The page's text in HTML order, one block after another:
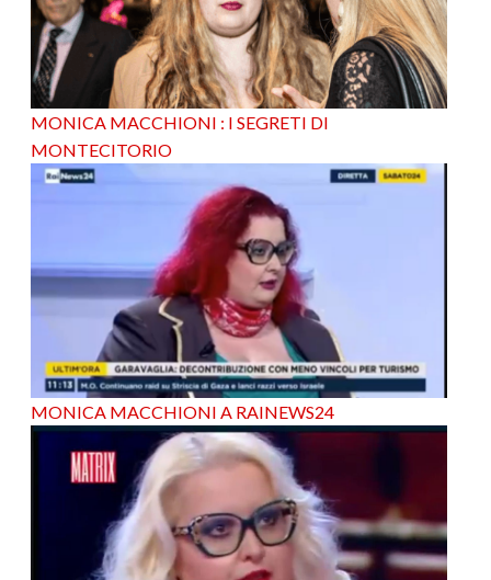
MONICA MACCHIONI : I SEGRETI DI
MONTECITORIO
MONICA MACCHIONI A RAINEWS24